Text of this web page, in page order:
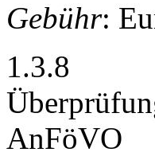
Gebühr:
1.3.8
AnFöVO